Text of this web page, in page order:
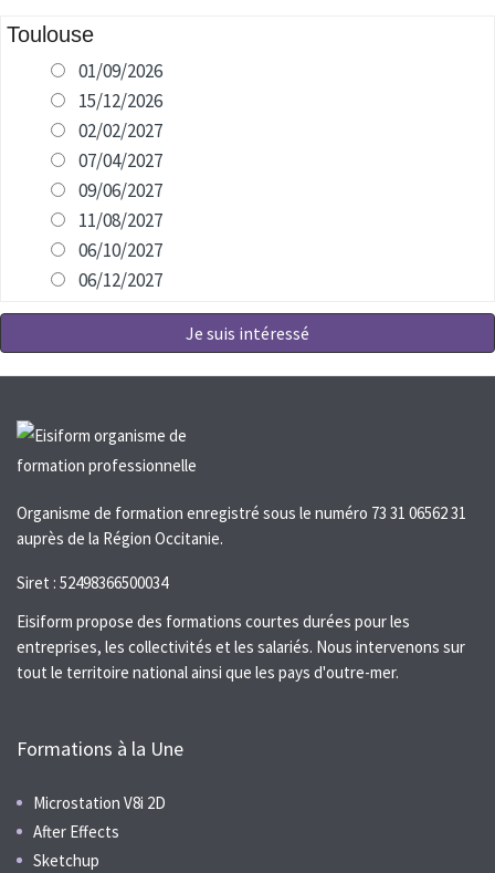
Toulouse
01/09/2026
15/12/2026
02/02/2027
07/04/2027
09/06/2027
11/08/2027
06/10/2027
06/12/2027
Je suis intéressé
Organisme de formation enregistré sous le numéro 73 31 06562 31
auprès de la Région Occitanie.
Siret : 52498366500034
Eisiform propose des formations courtes durées pour les
entreprises, les collectivités et les salariés. Nous intervenons sur
tout le territoire national ainsi que les pays d'outre-mer.
Formations à la Une
Microstation V8i 2D
After Effects
Sketchup